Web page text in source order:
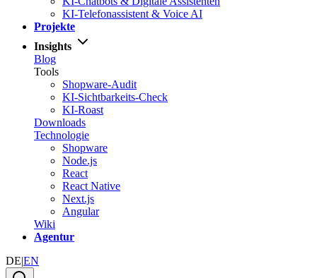
KI-Telefonassistent & Voice AI
Projekte
Insights
Blog
Tools
Shopware-Audit
KI-Sichtbarkeits-Check
KI-Roast
Downloads
Technologie
Shopware
Node.js
React
React Native
Next.js
Angular
Wiki
Agentur
DE|EN